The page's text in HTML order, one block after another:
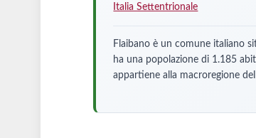
Italia Settentrionale
Flaibano è un comune italiano
ha una popolazione di 1.185
appartiene alla macroregione